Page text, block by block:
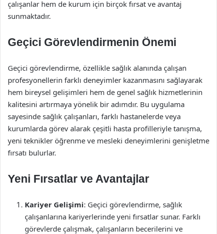
çalışanlar hem de kurum için birçok fırsat ve avantaj
sunmaktadır.
Geçici Görevlendirmenin Önemi
Geçici görevlendirme, özellikle sağlık alanında çalışan
profesyonellerin farklı deneyimler kazanmasını sağlayarak
hem bireysel gelişimleri hem de genel sağlık hizmetlerinin
kalitesini artırmaya yönelik bir adımdır. Bu uygulama
sayesinde sağlık çalışanları, farklı hastanelerde veya
kurumlarda görev alarak çeşitli hasta profilleriyle tanışma,
yeni teknikler öğrenme ve mesleki deneyimlerini genişletme
fırsatı bulurlar.
Yeni Fırsatlar ve Avantajlar
Kariyer Gelişimi: Geçici görevlendirme, sağlık
çalışanlarına kariyerlerinde yeni fırsatlar sunar. Farklı
görevlerde çalışmak, çalışanların becerilerini ve